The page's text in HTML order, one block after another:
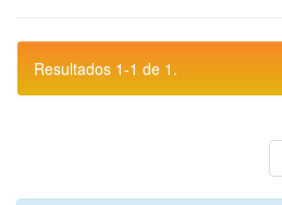
Resultados 1-1 de 1.